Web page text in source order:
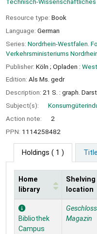
Technisch-
Resource type: Book
Language: German
Series: Nordrhein-Westfalen.
Verkehrsministeriums
Publisher: Köln ; Opladen :
Edition: Als Ms. gedr
Description: 21 S. : graph. Darst
Subject(s):
Action note:
2
PPN: 1114258482
Holdings ( 1 )
Holdings
Home
library
Shelving
location
Bibliothek
Campus
Magazin